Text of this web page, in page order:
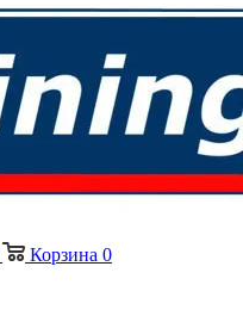
Корзина 0